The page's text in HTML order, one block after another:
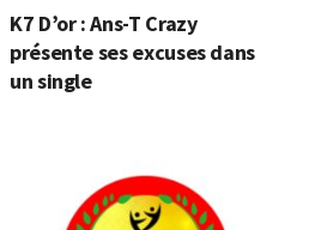
K7 D’or : Ans-T Crazy
présente ses excuses dans
un single